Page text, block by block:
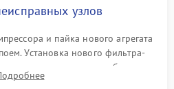
узлов
и пайка нового агрегата
Установка нового фильтра-
вентиляторов обдува,
поврежденных дверных петель.